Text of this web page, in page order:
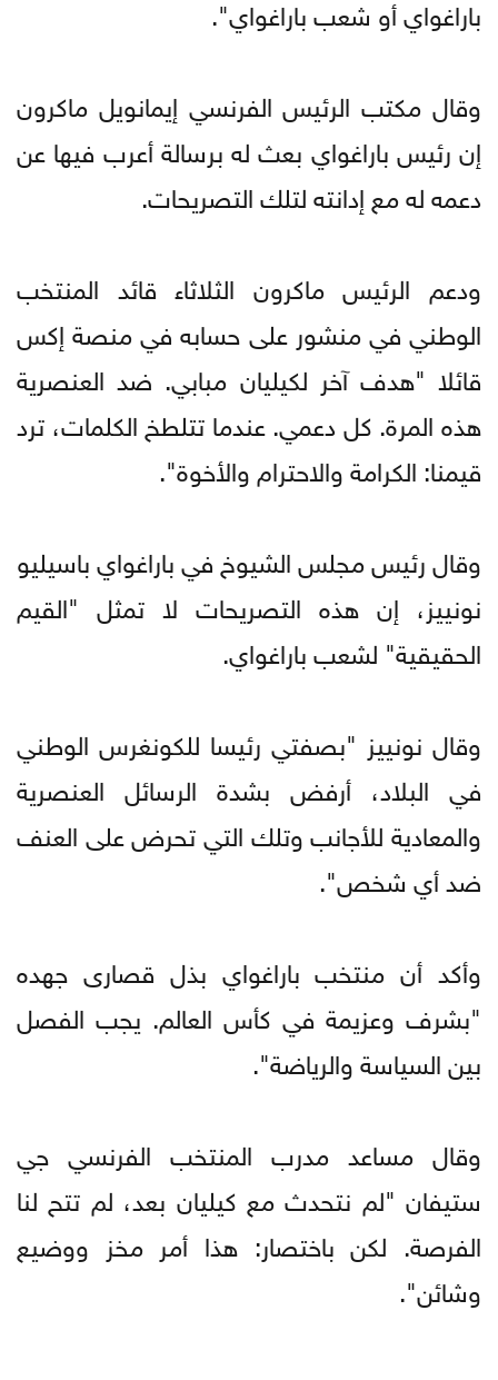
باراغواي أو شعب باراغواي".
وقال مكتب الرئيس الفرنسي إيمانويل ماكرون
إن رئيس باراغواي بعث له برسالة أعرب فيها عن
دعمه له مع إدانته لتلك التصريحات.
ودعم الرئيس ماكرون الثلاثاء قائد المنتخب
الوطني في منشور على حسابه في منصة إكس
قائلا "هدف آخر لكيليان مبابي. ضد العنصرية
هذه المرة. كل دعمي. عندما تتلطخ الكلمات، ترد
قيمنا: الكرامة والاحترام والأخوة".
وقال رئيس مجلس الشيوخ في باراغواي باسيليو
نونييز، إن هذه التصريحات لا تمثل "القيم
الحقيقية" لشعب باراغواي.
وقال نونييز "بصفتي رئيسا للكونغرس الوطني
في البلاد، أرفض بشدة الرسائل العنصرية
والمعادية للأجانب وتلك التي تحرض على العنف
ضد أي شخص".
وأكد أن منتخب باراغواي بذل قصارى جهده
"بشرف وعزيمة في كأس العالم. يجب الفصل
بين السياسة والرياضة".
وقال مساعد مدرب المنتخب الفرنسي جي
ستيفان "لم نتحدث مع كيليان بعد، لم تتح لنا
الفرصة. لكن باختصار: هذا أمر مخز ووضيع
وشائن".